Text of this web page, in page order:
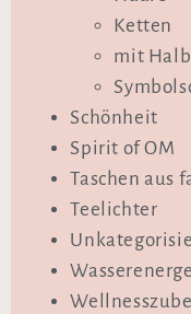
Ketten
mit
Schönheit
Spirit of OM
Taschen aus
Teelichter